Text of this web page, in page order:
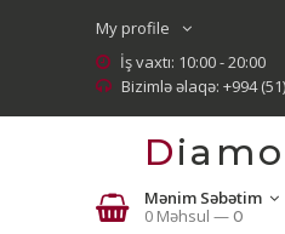
My profile
İş vaxtı: 10:00 - 20:00
Bizimlə əlaqə: +994
Mənim Səbətim
0 Məhsul —0